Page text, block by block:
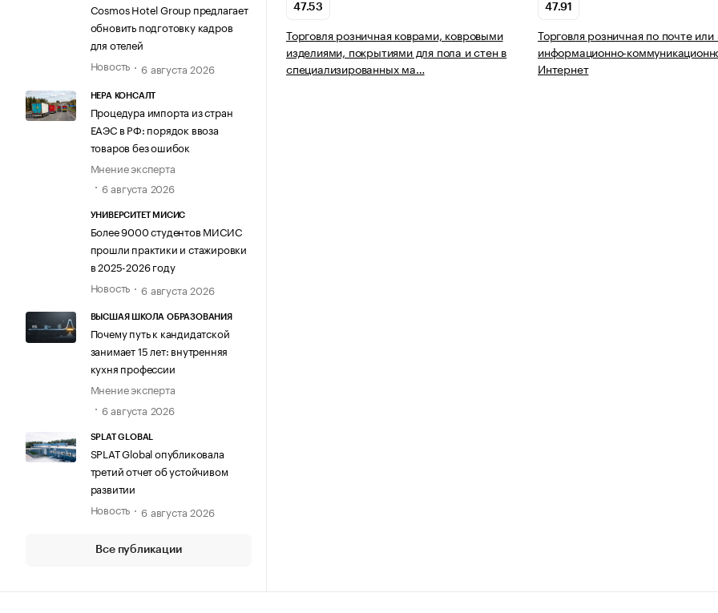
Cosmos Hotel Group предлагает
обновить подготовку кадров
для отелей
Новость
6 августа 2026
НЕРА КОНСАЛТ
Процедура импорта из стран
ЕАЭС в РФ: порядок ввоза
товаров без ошибок
Мнение эксперта
6 августа 2026
УНИВЕРСИТЕТ МИСИС
Более 9000 студентов МИСИС
прошли практики и стажировки
в 2025-2026 году
Новость
6 августа 2026
ВЫСШАЯ ШКОЛА ОБРАЗОВАНИЯ
Почему путь к кандидатской
занимает 15 лет: внутренняя
кухня профессии
Мнение эксперта
6 августа 2026
SPLAT GLOBAL
SPLAT Global опубликовала
третий отчет об устойчивом
развитии
Новость
6 августа 2026
Все публикации
47.53
Торговля розничная коврами, ковровыми
изделиями, покрытиями для пола и стен в
специализированных ма…
47.91
Торговля розничная по почте или
информационно-
Интернет